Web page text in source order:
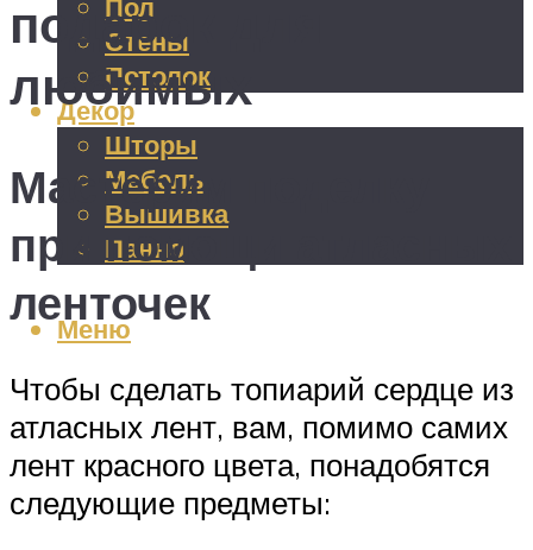
Пол
Стены
Потолок
Декор
Шторы
Мебель
Вышивка
Панно
Меню
подарок для
любимых
Мастерим поделку
при помощи атласных
ленточек
Чтобы сделать топиарий сердце из
атласных лент, вам, помимо самих
лент красного цвета, понадобятся
следующие предметы: